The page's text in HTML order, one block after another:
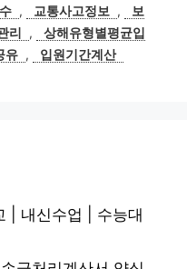
, 교통사고정보 ,
보
리 ,
상해유형별평균입
유 , 입원기간계산
| 내신수업 | 수능대